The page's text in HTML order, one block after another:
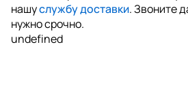
нашуслужбу доставки. Звоните
нужно срочно.
undefined